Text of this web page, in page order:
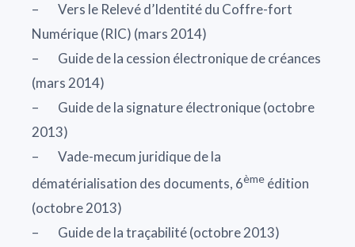
– Vers le Relevé d’Identité du Coffre-fort
Numérique (RIC) (mars 2014)
– Guide de la cession électronique de créances
(mars 2014)
– Guide de la signature électronique (octobre
2013)
– Vade-mecum juridique de la
dématérialisation des documents, 6ème édition
(octobre 2013)
– Guide de la traçabilité (octobre 2013)